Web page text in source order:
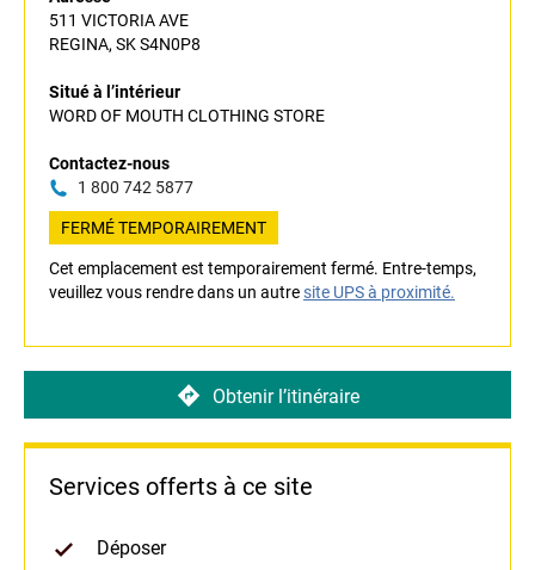
511 VICTORIA AVE
REGINA, SK S4N0P8
Situé à l’intérieur
WORD OF MOUTH CLOTHING STORE
Contactez-nous
1 800 742 5877
FERMÉ TEMPORAIREMENT
Cet emplacement est temporairement fermé. Entre-temps,
veuillez vous rendre dans un autresite UPS à proximité.
Obtenir l’itinéraire
Services offerts à ce site
Déposer